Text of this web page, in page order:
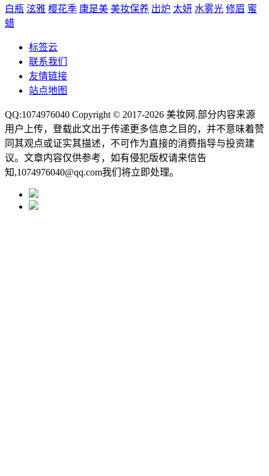
白瓶 泫雅 樱花季 康是美 美妆保养 出炉 太妍 水雾光 修眉 蜜
蜡
标签云
联系我们
友情链接
站点地图
QQ:1074976040 Copyright © 2017-2026 美妆网 .部分内容来源
用户上传，登载此文出于传递更多信息之目的，并不意味着赞
同其观点或证实其描述，不可作为直接的消费指导与投资建
议。文章内容仅供参考，如有侵犯版权请来信告
知,1074976040@qq.com我们将立即处理。